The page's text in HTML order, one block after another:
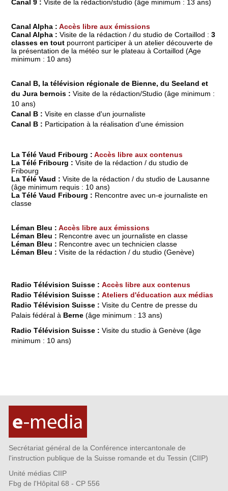
Canal 9 : Visite de la rédaction/studio (âge minimum : 13 ans)
Canal Alpha :Accès libre aux émissions
Canal Alpha : Visite de la rédaction / du studio de Cortaillod :3
classes en tout pourront participer à un atelier découverte de
la présentation de la météo sur le plateau à Cortaillod(Age
minimum : 10 ans)
Canal B, la télévision régionale de Bienne, du Seeland et
du Jura bernois : Visite de la rédaction/Studio (âge minimum :
10 ans)
Canal B : Visite en classe d'un journaliste
Canal B : Participation à la réalisation d'une émission
La Télé Vaud Fribourg :Accès libre aux contenus
La Télé Fribourg : Visite de la rédaction / du studio de
Fribourg
La Télé Vaud :Visite de la rédaction / du studio de Lausanne
(âge minimum requis : 10 ans)
La Télé Vaud Fribourg : Rencontre avec un-e journaliste en
classe
Léman Bleu :Accès libre aux émissions
Léman Bleu : Rencontre avec un journaliste en classe
Léman Bleu : Rencontre avec un technicien classe
Léman Bleu :Visite de la rédaction / du studio (Genève)
Radio Télévision Suisse : Accès libre aux contenus
Radio Télévision Suisse : Ateliers d'éducation aux médias
Radio Télévision Suisse : Visite du Centre de presse du
Palais fédéral à Berne(âge minimum : 13 ans)
Radio Télévision Suisse : Visite du studio à Genève (âge
minimum : 10 ans)
Secrétariat général de la Conférence intercantonale de
l'instruction publique de la Suisse romande et du Tessin (CIIP)
Unité médias CIIP
Fbg de l'Hôpital 68 - CP 556